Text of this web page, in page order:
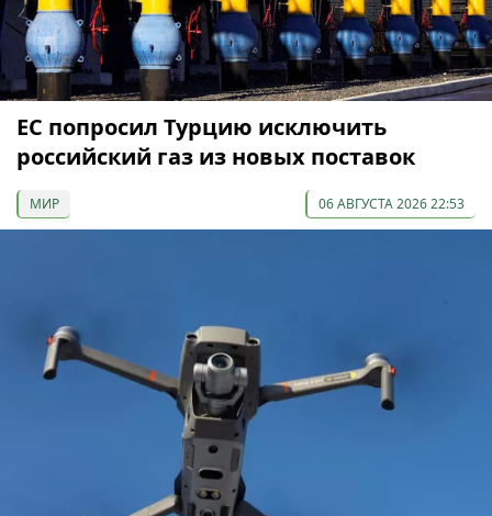
ЕС попросил Турцию исключить
российский газ из новых поставок
МИР 06 АВГУСТА 2026 22:53